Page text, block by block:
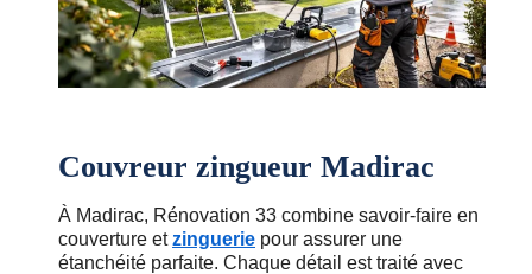
Couvreur zingueur Madirac
À Madirac, Rénovation 33 combine savoir-faire en
couverture etzinguerie pour assurer une
étanchéité parfaite. Chaque détail est traité avec